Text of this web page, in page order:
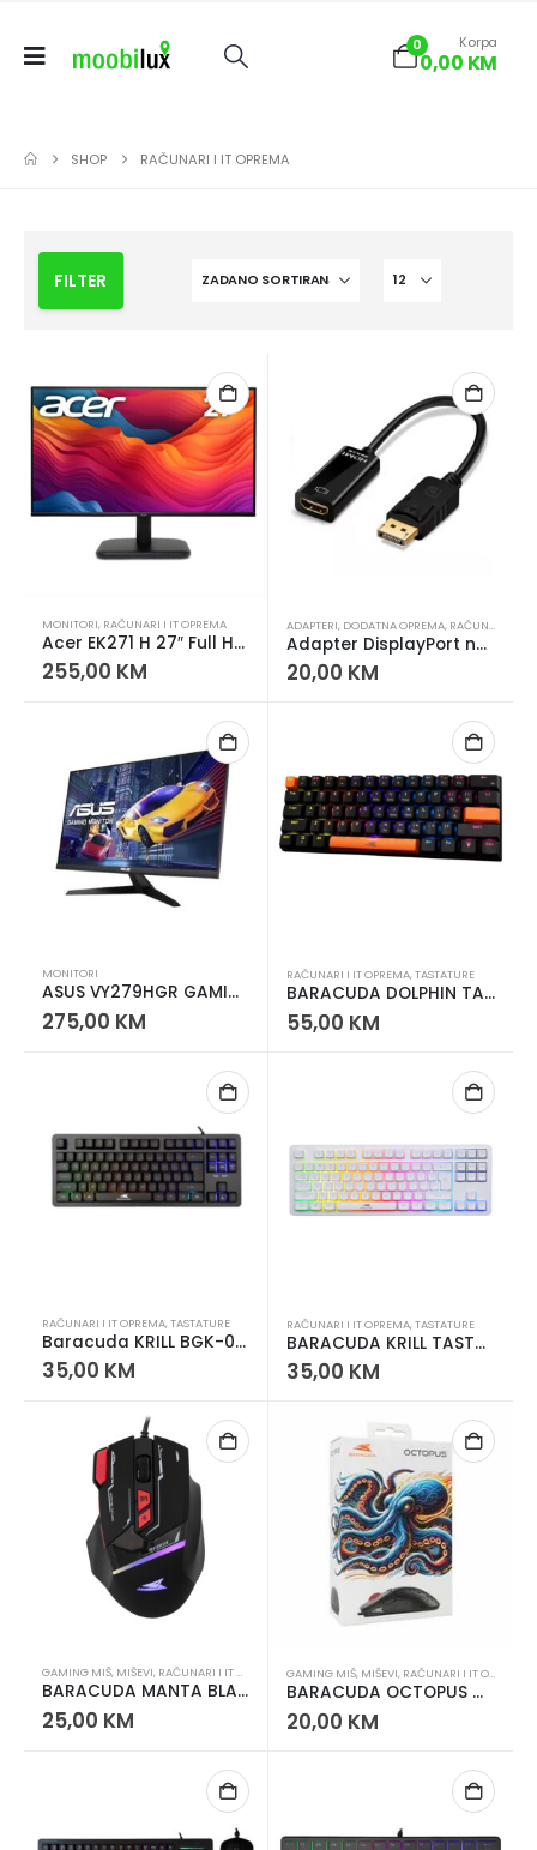
0 Korpa
0,00 KM
SHOP RAČUNARI I IT OPREMA
FILTER
MONITORI, RAČUNARI I IT OPREMA
Acer EK271 H 27″ Full HD 100Hz VA Monitor
255,00 KM
ADAPTERI, DODATNA OPREMA, RAČUNARI I IT OPREMA
Adapter DisplayPort na HDMI
20,00 KM
MONITORI
ASUS VY279HGR GAMING MONITOR
275,00 KM
RAČUNARI I IT OPREMA,TASTATURE
BARACUDA DOLPHIN TASTATURA
55,00 KM
RAČUNARI I IT OPREMA,TASTATURE
Baracuda KRILL BGK-01114 Gaming Tastatura – TKL RGB USB, Mehanički Feel
35,00 KM
RAČUNARI I IT OPREMA,TASTATURE
BARACUDA KRILL TASTATURA – KOMPAKTNA GAMING TASTATURA
35,00 KM
GAMING MIŠ, MIŠEVI, RAČUNARI I IT OPREMA
BARACUDA MANTA BLACK GAMING MIŠ
25,00 KM
GAMING MIŠ, MIŠEVI, RAČUNARI I IT OPREMA
BARACUDA OCTOPUS GAMING MIŠ
20,00 KM